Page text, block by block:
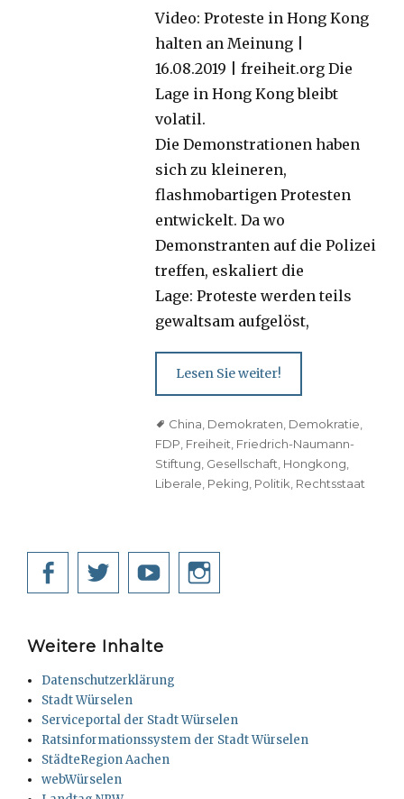
Video: Proteste in Hong Kong
halten an Meinung |
16.08.2019 | freiheit.org Die
Lage in Hong Kong bleibt
volatil.
Die Demonstrationen haben
sich zu kleineren,
flashmobartigen Protesten
entwickelt. Da wo
Demonstranten auf die Polizei
treffen, eskaliert die
Lage: Proteste werden teils
gewaltsam aufgelöst,
Lesen Sie weiter!
TagsChina Demokraten Demokratie
FDP Freiheit Friedrich-Naumann-
Stiftung Gesellschaft Hongkong
Liberale Peking Politik Rechtsstaat
Facebook
TwitterYouTube
Weitere Inhalte
Datenschutzerklärung
Stadt Würselen
Serviceportal der Stadt Würselen
Ratsinformationssystem der Stadt Würselen
StädteRegion Aachen
webWürselen